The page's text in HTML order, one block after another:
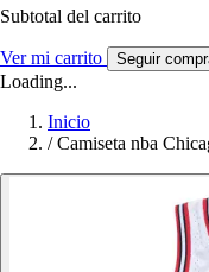
Subtotal del carrito
Ver mi carrito Seguir
Loading...
Inicio
/ Camiseta nba